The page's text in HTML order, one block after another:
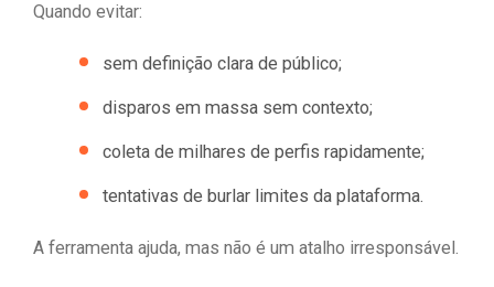
Quando evitar:
sem definição clara de público;
disparos em massa sem contexto;
coleta de milhares de perfis rapidamente;
tentativas de burlar limites da plataforma.
A ferramenta ajuda, mas não é um atalho irresponsável.